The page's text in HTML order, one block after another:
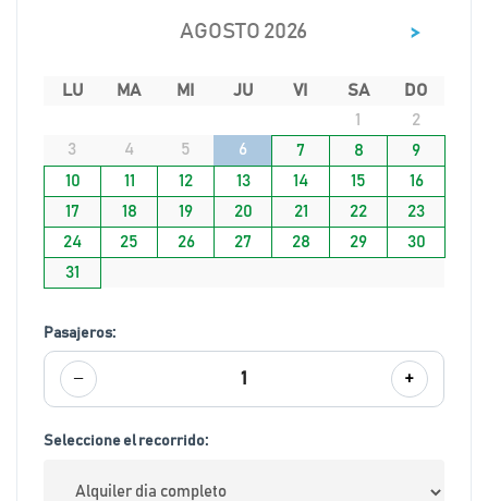
AGOSTO 2026 >
LU MA MI JU VI SA
DO
1
2
3
4 5 6 7 8
9
10
11 12 13 14 15
16
17
18 19 20 21 22
23
24
25 26 27 28 29
30
31
Pasajeros:
− 1 +
Seleccione el recorrido: